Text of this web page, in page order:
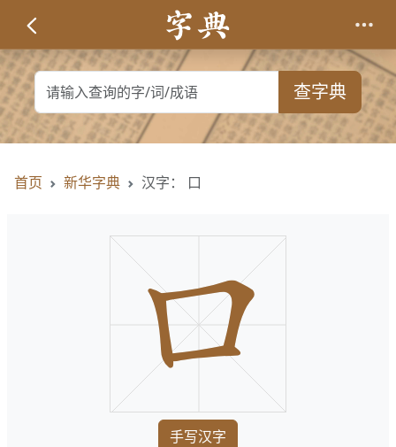
查字典
首页 新华字典 汉字： 口
手写汉字